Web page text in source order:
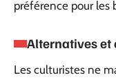
préférence pour les
Alternatives
Les culturistes ne